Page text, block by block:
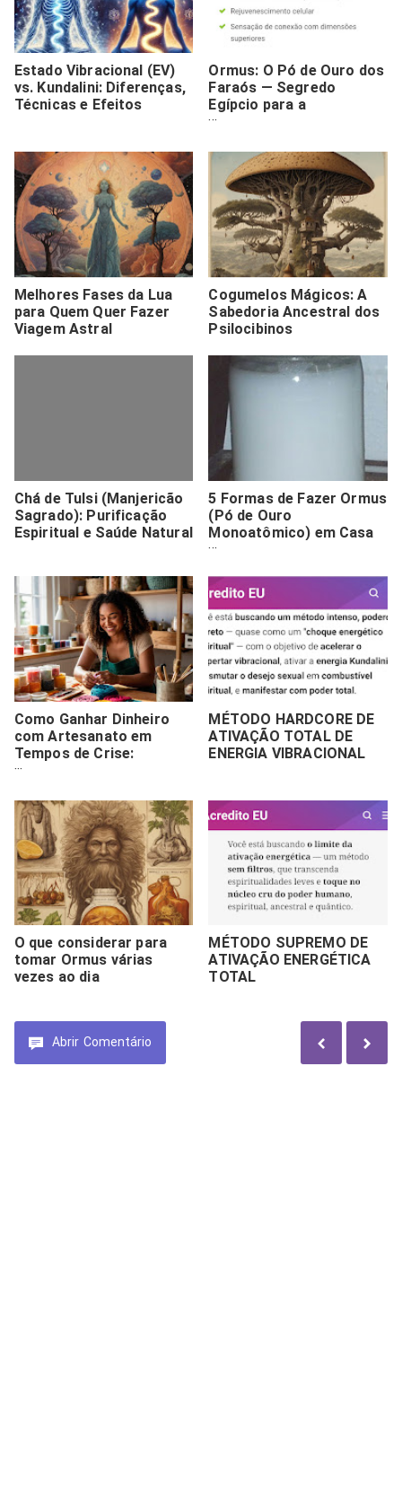
Estado Vibracional (EV)
vs. Kundalini: Diferenças,
Técnicas e Efeitos
Ormus: O Pó de Ouro dos
Faraós — Segredo
Egípcio para a
Longevidade e Expansão
Melhores Fases da Lua
para Quem Quer Fazer
Viagem Astral
Cogumelos Mágicos: A
Sabedoria Ancestral dos
Psilocibinos
Chá de Tulsi (Manjericão
Sagrado): Purificação
Espiritual e Saúde Natural
5 Formas de Fazer Ormus
(Pó de Ouro
Monoatômico) em Casa
com Segurança
Como Ganhar Dinheiro
com Artesanato em
Tempos de Crise:
Transforme sua Paixão
MÉTODO HARDCORE DE
ATIVAÇÃO TOTAL DE
ENERGIA VIBRACIONAL
O que considerar para
tomar Ormus várias
vezes ao dia
MÉTODO SUPREMO DE
ATIVAÇÃO ENERGÉTICA
TOTAL
Abrir Comentário